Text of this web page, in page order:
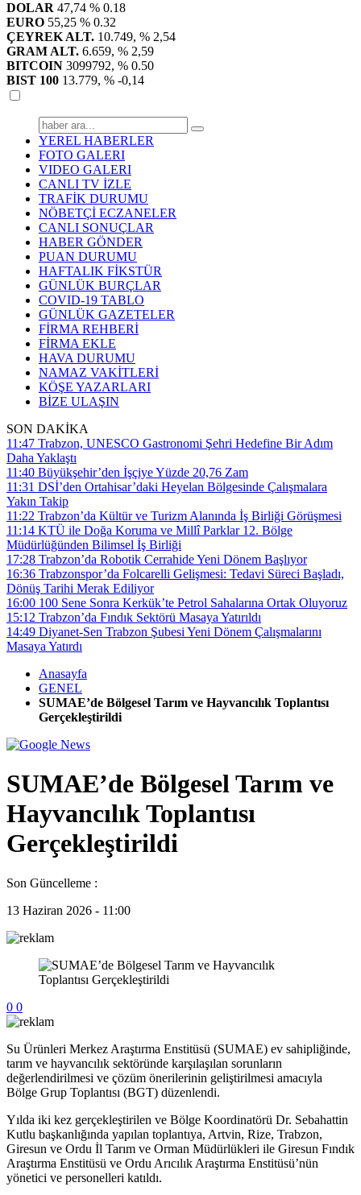
DOLAR 47,74 % 0.18
EURO 55,25 % 0.32
ÇEYREK ALT. 10.749, % 2,54
GRAM ALT. 6.659, % 2,59
BITCOIN 3099792, % 0.50
BIST 100 13.779, % -0,14
YEREL HABERLER
FOTO GALERI
VIDEO GALERI
CANLI TV İZLE
TRAFİK DURUMU
NÖBETÇİ ECZANELER
CANLI SONUÇLAR
HABER GÖNDER
PUAN DURUMU
HAFTALIK FİKSTÜR
GÜNLÜK BURÇLAR
COVID-19 TABLO
GÜNLÜK GAZETELER
FİRMA REHBERİ
FİRMA EKLE
HAVA DURUMU
NAMAZ VAKİTLERİ
KÖŞE YAZARLARI
BİZE ULAŞIN
SON DAKİKA
11:47 Trabzon, UNESCO Gastronomi Şehri Hedefine Bir Adım
Daha Yaklaştı
11:40 Büyükşehir’den İşçiye Yüzde 20,76 Zam
11:31 DSİ’den Ortahisar’daki Heyelan Bölgesinde Çalışmalara
Yakın Takip
11:22 Trabzon’da Kültür ve Turizm Alanında İş Birliği Görüşmesi
11:14 KTÜ ile Doğa Koruma ve Millî Parklar 12. Bölge
Müdürlüğünden Bilimsel İş Birliği
17:28 Trabzon’da Robotik Cerrahide Yeni Dönem Başlıyor
16:36 Trabzonspor’da Folcarelli Gelişmesi: Tedavi Süreci Başladı,
Dönüş Tarihi Merak Ediliyor
16:00 100 Sene Sonra Kerkük’te Petrol Sahalarına Ortak Oluyoruz
15:12 Trabzon’da Fındık Sektörü Masaya Yatırıldı
14:49 Diyanet-Sen Trabzon Şubesi Yeni Dönem Çalışmalarını
Masaya Yatırdı
Anasayfa
GENEL
SUMAE’de Bölgesel Tarım ve Hayvancılık Toplantısı
Gerçekleştirildi
SUMAE’de Bölgesel Tarım ve
Hayvancılık Toplantısı
Gerçekleştirildi
Son Güncelleme :
13 Haziran 2026 - 11:00
0 0
Su Ürünleri Merkez Araştırma Enstitüsü (SUMAE) ev sahipliğinde,
tarım ve hayvancılık sektöründe karşılaşılan sorunların
değerlendirilmesi ve çözüm önerilerinin geliştirilmesi amacıyla
Bölge Grup Toplantısı (BGT) düzenlendi.
Yılda iki kez gerçekleştirilen ve Bölge Koordinatörü Dr. Sebahattin
Kutlu başkanlığında yapılan toplantıya, Artvin, Rize, Trabzon,
Giresun ve Ordu İl Tarım ve Orman Müdürlükleri ile Giresun Fındık
Araştırma Enstitüsü ve Ordu Arıcılık Araştırma Enstitüsü’nün
yönetici ve personelleri katıldı.